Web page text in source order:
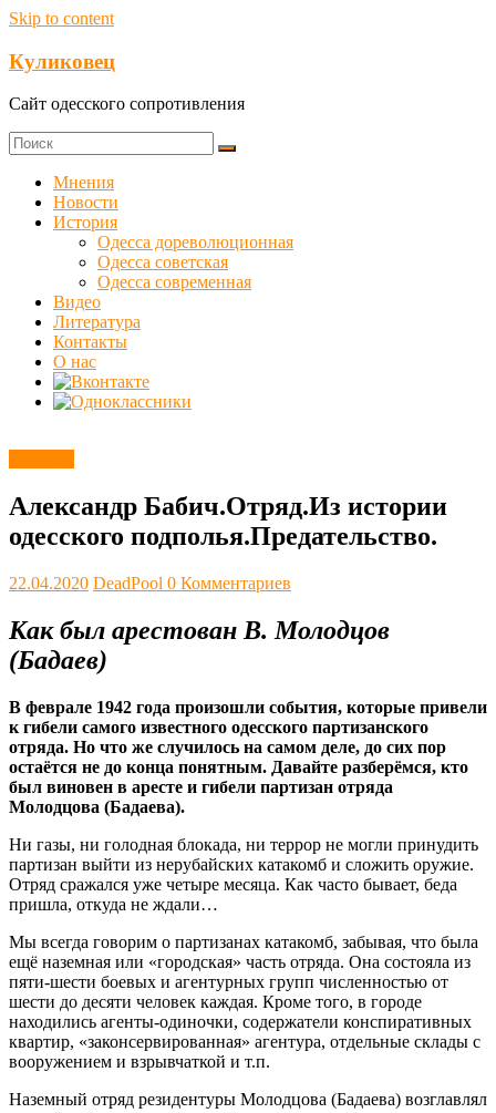
Skip to content
Куликовец
Сайт одесского сопротивления
Мнения
Новости
История
Одесса дореволюционная
Одесса советская
Одесса современная
Видео
Литература
Контакты
О нас
Александр Бабич.Отряд.Из истории
одесского подполья.Предательство.
22.04.2020 DeadPool 0 Комментариев
Как был арестован В. Молодцов
(Бадаев)
В феврале 1942 года произошли события, которые привели
к гибели самого известного одесского партизанского
отряда. Но что же случилось на самом деле, до сих пор
остаётся не до конца понятным. Давайте разберёмся, кто
был виновен в аресте и гибели партизан отряда
Молодцова (Бадаева).
Ни газы, ни голодная блокада, ни террор не могли принудить
партизан выйти из нерубайских катакомб и сложить оружие.
Отряд сражался уже четыре месяца. Как часто бывает, беда
пришла, откуда не ждали…
Мы всегда говорим о партизанах катакомб, забывая, что была
ещё наземная или «городская» часть отряда. Она состояла из
пяти-шести боевых и агентурных групп численностью от
шести до десяти человек каждая. Кроме того, в городе
находились агенты-одиночки, содержатели конспиративных
квартир, «законсервированная» агентура, отдельные склады с
вооружением и взрывчаткой и т.п.
Наземный отряд резидентуры Молодцова (Бадаева) возглавлял